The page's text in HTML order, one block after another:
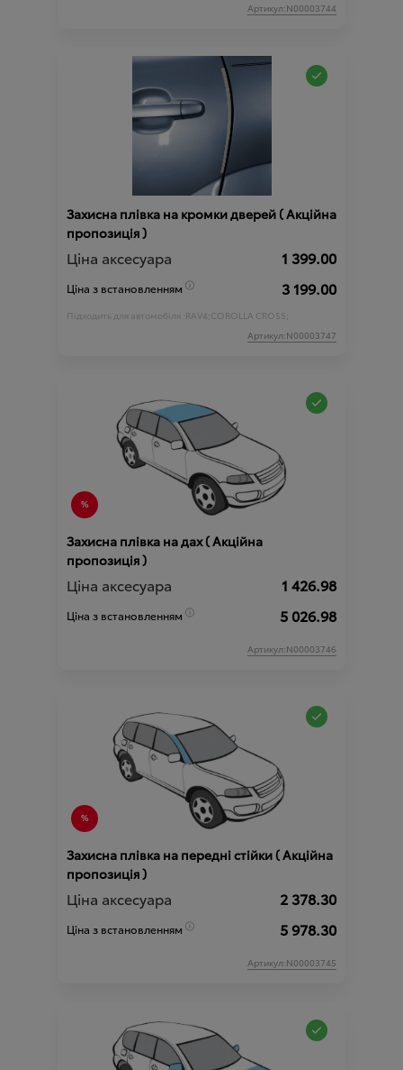
Артикул:N00003744
Захисна плівка на кромки дверей ( Акційна
пропозиція )
Ціна аксесуара 1 399.00
Ціна з встановленням 3 199.00
Підходить для автомобіля :RAV4;COROLLA CROSS;
Артикул:N00003747
Захисна плівка на дах ( Акційна
пропозиція )
Ціна аксесуара 1 426.98
Ціна з встановленням 5 026.98
Артикул:N00003746
Захисна плівка на передні стійки ( Акційна
пропозиція )
Ціна аксесуара 2 378.30
Ціна з встановленням 5 978.30
Артикул:N00003745